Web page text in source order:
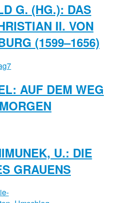
G. (HG.): DAS
II. VON
(1599–1656)
AUF DEM WEG
U.: DIE
GRAUENS